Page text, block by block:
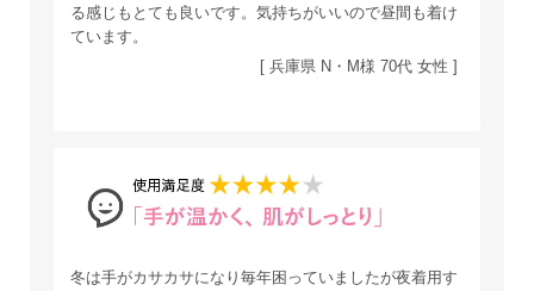
る感じもとても良いです。気持ちがいいので昼間も着け
ています。
[ 兵庫県 N・M様 70代 女性 ]
冬は手がカサカサになり毎年困っていましたが夜着用す